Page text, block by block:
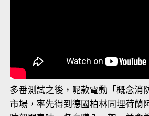
多番測試之後，呢款電動「概念消
市場，率先得到德國柏林同埋荷蘭